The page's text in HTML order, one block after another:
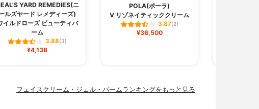
YARD REMEDIES(ニ
ルズヤード レメディーズ)
イルドローズ ビューティバ
ーム
3.88(3)
¥4,138
POLA(ポーラ)
V リゾネイティッククリーム
3.87(2)
¥36,500
フェイスクリーム・ジェル・バームランキングをもっと見る